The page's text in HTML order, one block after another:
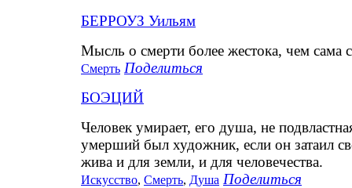
БЕРРОУЗ Уильям
Мысль о смерти более жестока, чем сама
Смерть Поделиться
БОЭЦИЙ
Человек умирает, его душа, не
умерший был художник, если он затаил
жива и для земли, и для человечества.
Искусство, Смерть, Душа Поделиться